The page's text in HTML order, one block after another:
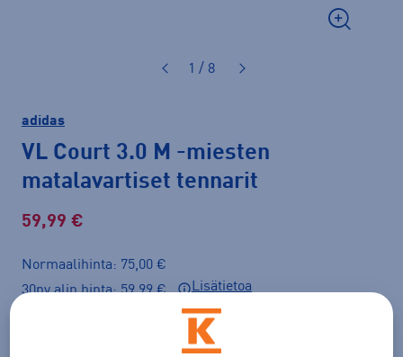
1 / 8
adidas
VL Court 3.0 M -miesten
matalavartiset tennarit
59,99 €
Normaalihinta: 75,00 €
30pv alin hinta: 59,99 €
Lisätietoa
Tarjous voimassa 12.8. asti.